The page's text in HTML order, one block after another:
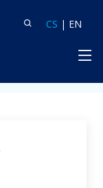
Vyhledat
CS | EN